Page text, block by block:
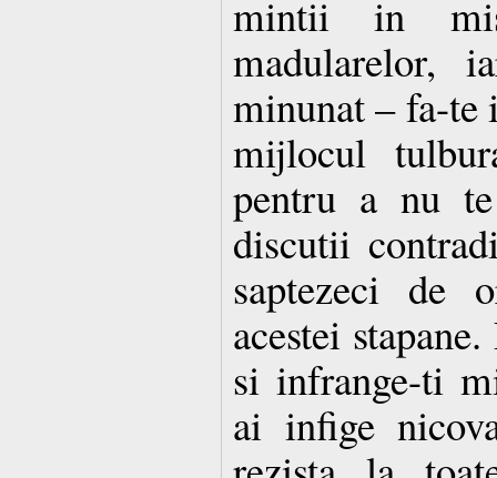
mintii in
madularelor,
minunat – fa-te
mijlocul
pentru a nu te
discutii
saptezeci de
acestei
si infrange-ti
ai infige